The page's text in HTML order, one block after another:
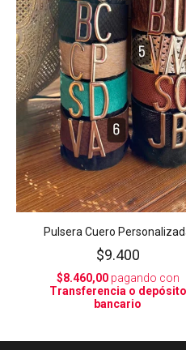
Pulsera Cuero
$9.400
$8.460,00pagando con
Transferencia o depósito
bancario